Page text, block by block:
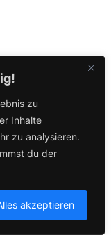
zu
Inhalte
zu analysieren.
du der
akzeptieren